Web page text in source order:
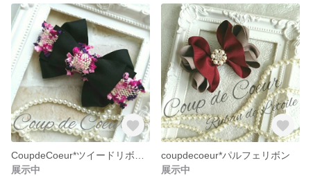
展示中
coupdecoeur*パルフェリボン
展示中